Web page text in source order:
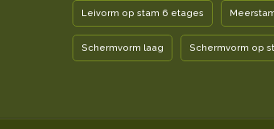
Leivorm op stam 6 etages
Schermvorm laag Schermvorm op